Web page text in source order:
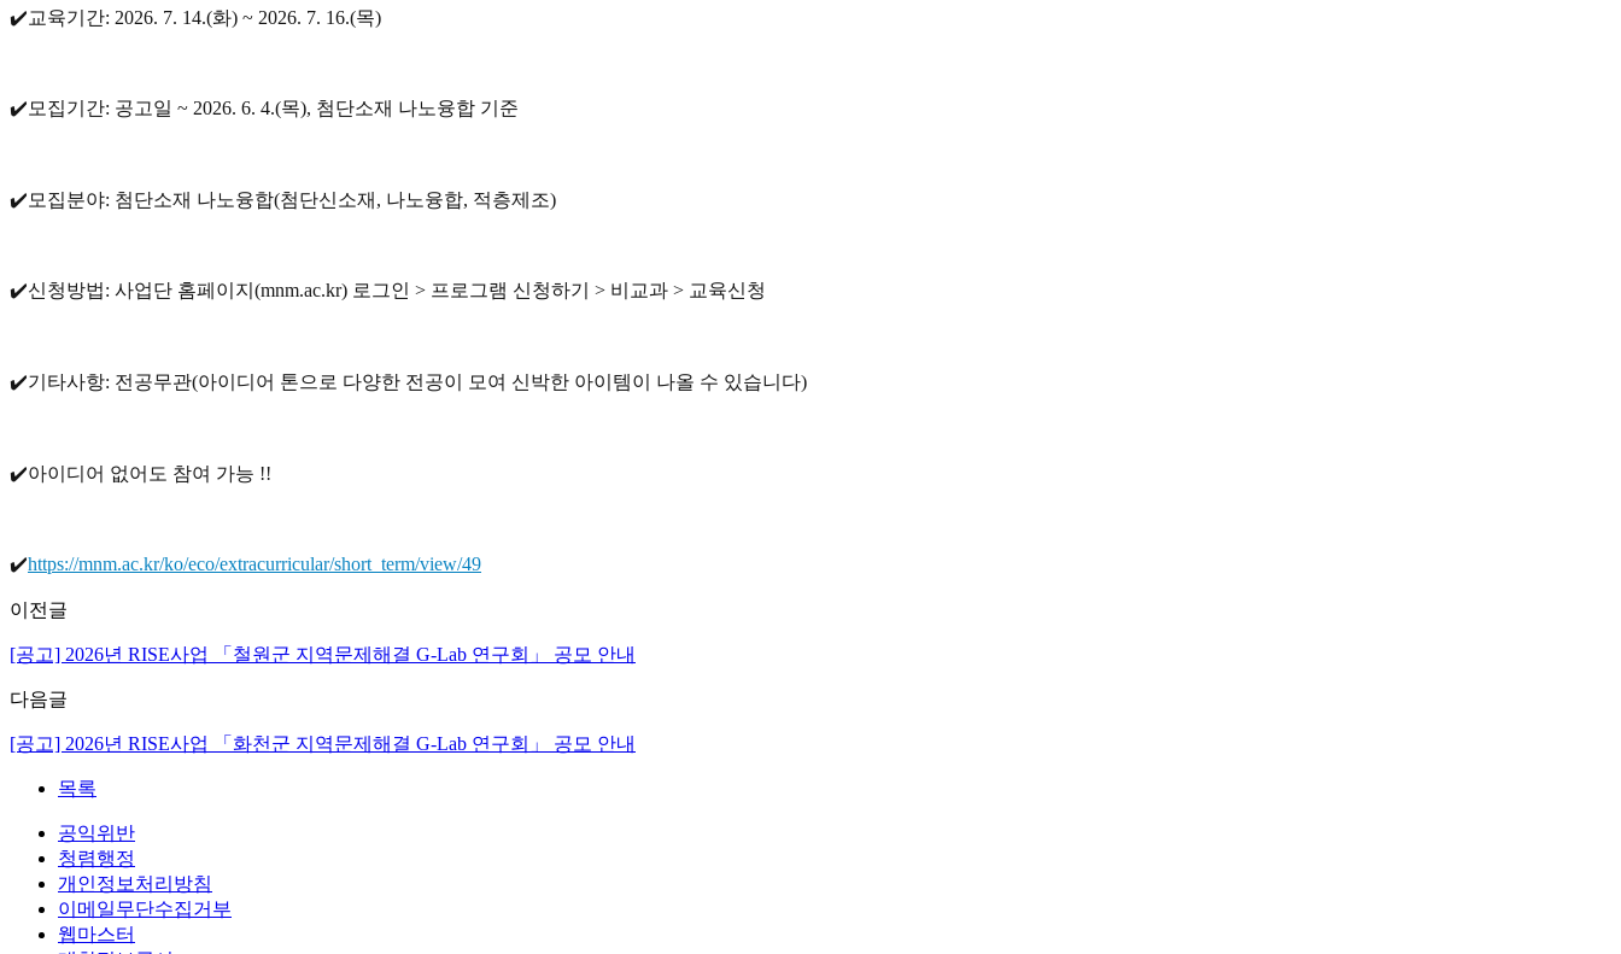
✔️교육기간: 2026. 7. 14.(화) ~ 2026. 7. 16.(목)
✔️모집기간: 공고일 ~ 2026. 6. 4.(목), 첨단소재 나노융합 기준
✔️모집분야: 첨단소재 나노융합(첨단신소재, 나노융합, 적층제조)
✔️신청방법: 사업단 홈페이지(mnm.ac.kr) 로그인 > 프로그램 신청하기 > 비교과 > 교육신청
✔️기타사항: 전공무관(아이디어 톤으로 다양한 전공이 모여 신박한 아이템이 나올 수 있습니다)
✔️아이디어 없어도 참여 가능 !!
✔️https://mnm.ac.kr/ko/eco/extracurricular/short_term/view/49
이전글
[공고] 2026년 RISE사업 「철원군 지역문제해결 G-Lab 연구회」 공모 안내
다음글
[공고] 2026년 RISE사업 「화천군 지역문제해결 G-Lab 연구회」 공모 안내
목록
공익위반
청렴행정
개인정보처리방침
이메일무단수집거부
웹마스터